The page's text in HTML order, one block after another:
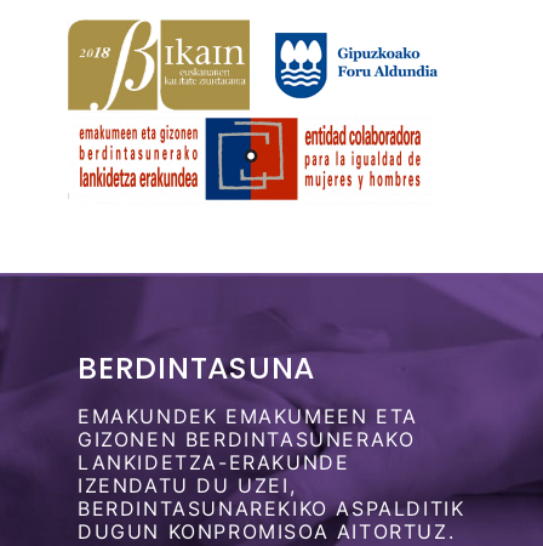
BERDINTASUNA
EMAKUNDEK EMAKUMEEN ETA
GIZONEN BERDINTASUNERAKO
LANKIDETZA-ERAKUNDE
IZENDATU DU UZEI,
BERDINTASUNAREKIKO ASPALDITIK
DUGUN KONPROMISOA AITORTUZ.